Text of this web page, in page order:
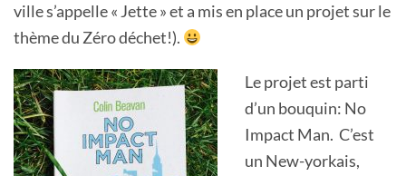
ville s’appelle « Jette » et a mis en place un projet sur le
thème du Zéro déchet!).
Le projet est parti
d’un bouquin: No
Impact Man. C’est
un New-yorkais,